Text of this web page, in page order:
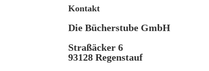
Kontakt
Die Bücherstube GmbH
Straßäcker 6
93128 Regenstauf